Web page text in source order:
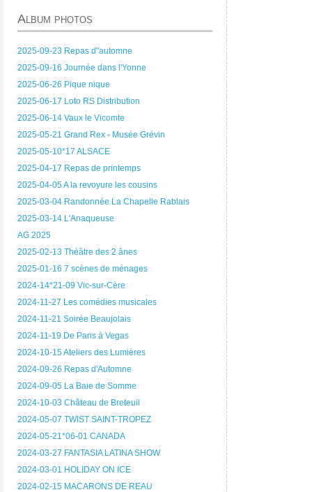
Album photos
2025-09-23 Repas d"automne
2025-09-16 Journée dans l'Yonne
2025-06-26 Pique nique
2025-06-17 Loto RS Distribution
2025-06-14 Vaux le Vicomte
2025-05-21 Grand Rex - Musée Grévin
2025-05-10*17 ALSACE
2025-04-17 Repas de printemps
2025-04-05 A la revoyure les cousins
2025-03-04 Randonnée La Chapelle Rablais
2025-03-14 L'Anaqueuse
AG 2025
2025-02-13 Théâtre des 2 ânes
2025-01-16 7 scènes de ménages
2024-14*21-09 Vic-sur-Cère
2024-11-27 Les comédies musicales
2024-11-21 Soirée Beaujolais
2024-11-19 De Paris à Vegas
2024-10-15 Ateliers des Lumières
2024-09-26 Repas d'Automne
2024-09-05 La Baie de Somme
2024-10-03 Château de Breteuil
2024-05-07 TWIST SAINT-TROPEZ
2024-05-21*06-01 CANADA
2024-03-27 FANTASIA LATINA SHOW
2024-03-01 HOLIDAY ON ICE
2024-02-15 MACARONS DE REAU